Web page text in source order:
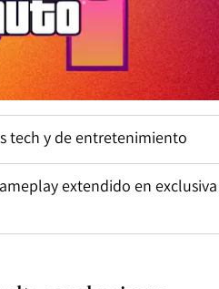
tech y de entretenimiento
extendido en exclusiva